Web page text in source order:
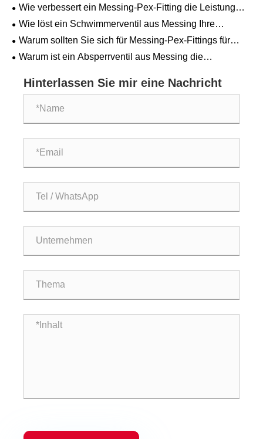
Wie verbessert ein Messing-Pex-Fitting die Leistung
des Sanitärsystems?
Wie löst ein Schwimmerventil aus Messing Ihre
Herausforderungen bei der Flüssigkeitskontrolle?
Warum sollten Sie sich für Messing-Pex-Fittings für
Sanitäranwendungen entscheiden?
Warum ist ein Absperrventil aus Messing die
Hinterlassen Sie mir eine Nachricht